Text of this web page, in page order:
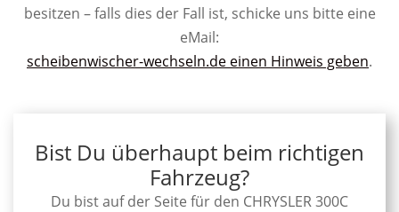
besitzen – falls dies der Fall ist, schicke uns bitte eine
eMail:
scheibenwischer-wechseln.de einen Hinweis geben.
Bist Du überhaupt beim richtigen
Fahrzeug?
Du bist auf der Seite für den CHRYSLER 300C